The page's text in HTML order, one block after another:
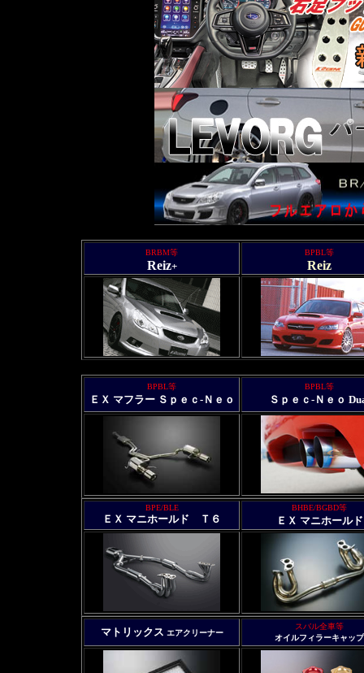
BRBM等
Reiz+
BPBL等
Reiz
BPBL等
ＥＸ マフラー Ｓｐｅｃ-Ｎｅｏ
BPBL等
Ｓｐｅｃ-Ｎｅｏ
BPE/BLE
ＥＸ マニホールド Ｔ６
BHBE/BGBD等
ＥＸ マニホールド
マトリックス エアクリーナー
スバル全車等
オイルフィラーキャップ